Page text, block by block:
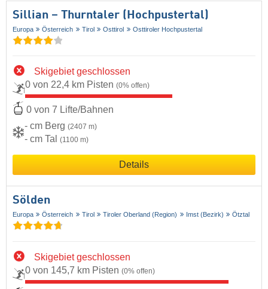
Sillian – Thurntaler (Hochpustertal)
Europa Österreich Tirol Osttirol Osttiroler Hochpustertal
Skigebiet geschlossen
0 von 22,4 km Pisten (0% offen)
0 von 7 Lifte/Bahnen
- cm Berg (2407 m)
- cm Tal (1100 m)
Details
Sölden
Europa Österreich Tirol Tiroler Oberland (Region) Imst (Bezirk) Ötztal
Skigebiet geschlossen
0 von 145,7 km Pisten (0% offen)